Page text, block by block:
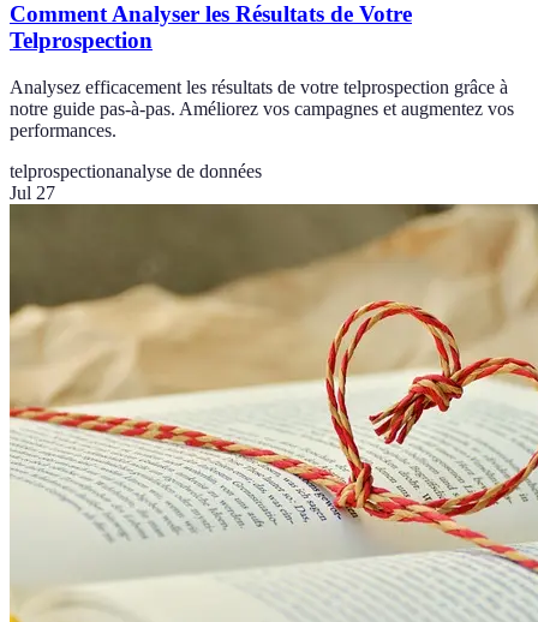
Comment Analyser les Résultats de Votre
Telprospection
Analysez efficacement les résultats de votre telprospection grâce à
notre guide pas-à-pas. Améliorez vos campagnes et augmentez vos
performances.
telprospectionanalyse de données
Jul 27